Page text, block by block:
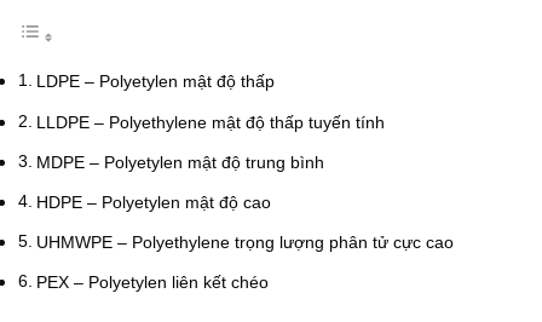
LDPE – Polyetylen mật độ thấp
LLDPE – Polyethylene mật độ thấp tuyến tính
MDPE – Polyetylen mật độ trung bình
HDPE – Polyetylen mật độ cao
UHMWPE – Polyethylene trọng lượng phân tử cực cao
PEX – Polyetylen liên kết chéo